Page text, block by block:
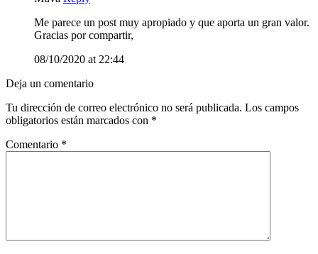
Me parece un post muy apropiado y que aporta un gran valor.
Gracias por compartir,
08/10/2020 at 22:44
Deja un comentario
Tu dirección de correo electrónico no será publicada. Los campos
obligatorios están marcados con *
Comentario *